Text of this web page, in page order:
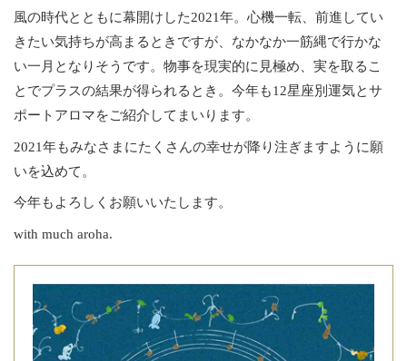
風の時代とともに幕開けした2021年。心機一転、前進してい
きたい気持ちが高まるときですが、なかなか一筋縄で行かな
い一月となりそうです。物事を現実的に見極め、実を取るこ
とでプラスの結果が得られるとき。今年も12星座別運気とサ
ポートアロマをご紹介してまいります。
2021年もみなさまにたくさんの幸せが降り注ぎますように願
いを込めて。
今年もよろしくお願いいたします。
with much aroha.